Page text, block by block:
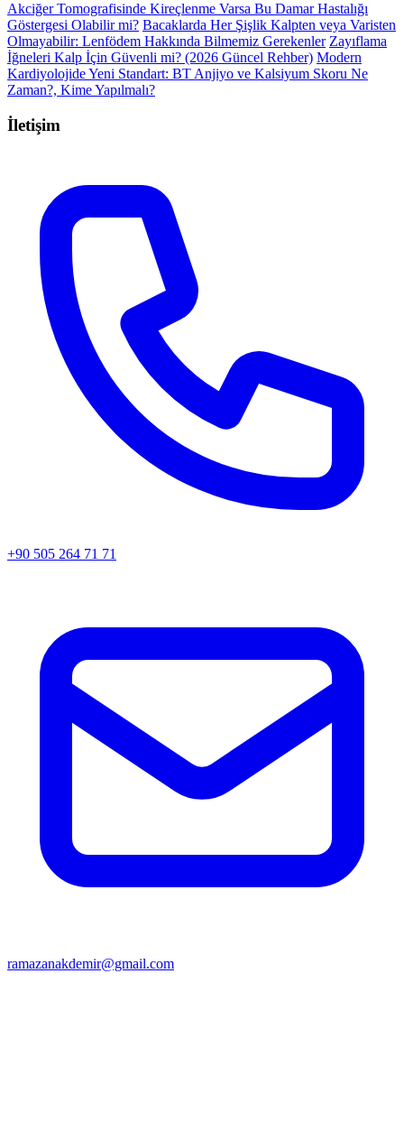
Akciğer Tomografisinde Kireçlenme Varsa Bu Damar Hastalığı
Göstergesi Olabilir mi? Bacaklarda Her Şişlik Kalpten veya Varisten
Olmayabilir: Lenfödem Hakkında Bilmemiz Gerekenler Zayıflama
İğneleri Kalp İçin Güvenli mi? (2026 Güncel Rehber) Modern
Kardiyolojide Yeni Standart: BT Anjiyo ve Kalsiyum Skoru Ne
Zaman?, Kime Yapılmalı?
İletişim
+90 505 264 71 71
ramazanakdemir@gmail.com